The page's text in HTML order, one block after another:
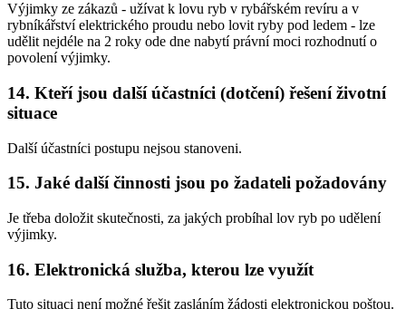
Výjimky ze zákazů - užívat k lovu ryb v rybářském revíru a v
rybníkářství elektrického proudu nebo lovit ryby pod ledem - lze
udělit nejdéle na 2 roky ode dne nabytí právní moci rozhodnutí o
povolení výjimky.
14. Kteří jsou další účastníci (dotčení) řešení životní
situace
Další účastníci postupu nejsou stanoveni.
15. Jaké další činnosti jsou po žadateli požadovány
Je třeba doložit skutečnosti, za jakých probíhal lov ryb po udělení
výjimky.
16. Elektronická služba, kterou lze využít
Tuto situaci není možné řešit zasláním žádosti elektronickou poštou.